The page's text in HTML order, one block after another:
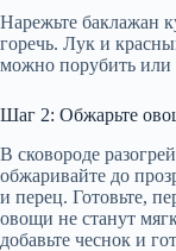
Нарежьте баклажан
горечь. Лук и
можно порубить или
Шаг 2: Обжарьте
В сковороде
обжаривайте до
и перец. Готовьте,
овощи не станут
добавьте чеснок и